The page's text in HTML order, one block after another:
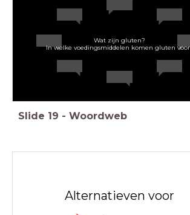
Wat zijn gluten?
In welke voedingsmiddelen komen gluten
Slide 19 - Woordweb
Alternatieven voor